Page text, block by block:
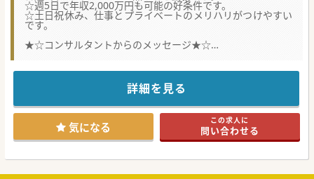
☆週5日で年収2,000万円も可能の好条件です。
☆土日祝休み、仕事とプライベートのメリハリがつけやすい
です。
★☆コンサルタントからのメッセージ★☆
内科や皮膚科だけでなく、認知症外来も設置しているクリニ
訪問診療にお力添えいただける先生を募集しています。
訪問診療部門では内科の先生だけでなく、
専門診療として皮膚科・精神科・整形外科の先生も在籍して
います。
#秋入職可
詳細を見る
気になる この求人に
問い合わせる